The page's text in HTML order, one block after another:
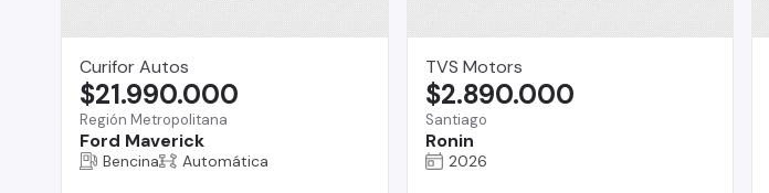
Curifor Autos
Región Metropolitana
Ford Maverick
$21.990.000
Bencina Automática
TVS Motors
Santiago
Ronin
$2.890.000
2026